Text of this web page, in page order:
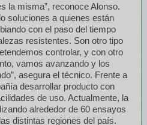
la misma”, reconoce Alonso.
soluciones a quienes están
con el paso del tiempo
resistentes. Son otro tipo
controlar, y con otro
vamos avanzando y los
asegura el técnico. Frente a
desarrollar producto con
de uso. Actualmente, la
alrededor de 60 ensayos
distintas regiones del país.